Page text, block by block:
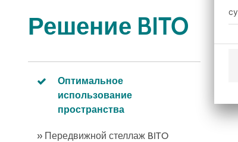
Решение BITO
Оптимальное
использование
пространства
» Передвижной стеллаж BITO